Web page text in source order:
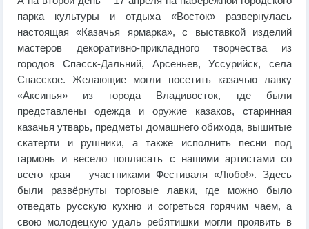
парка культуры и отдыха «Восток» развернулась
настоящая «Казачья ярмарка», с выставкой изделий
мастеров декоративно-прикладного творчества из
городов Спасск-Дальний, Арсеньев, Уссурийск, села
Спасское. Желающие могли посетить казачью лавку
«Аксинья» из города Владивосток, где были
представлены одежда и оружие казаков, старинная
казачья утварь, предметы домашнего обихода, вышитые
скатерти и рушники, а также исполнить песни под
гармонь и весело поплясать с нашими артистами со
всего края – участниками Фестиваля «Любо!». Здесь
были развёрнуты торговые лавки, где можно было
отведать русскую кухню и согреться горячим чаем, а
свою молодецкую удаль ребятишки могли проявить в